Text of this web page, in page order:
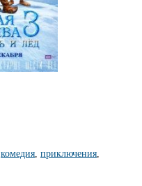
комедия, приключения,